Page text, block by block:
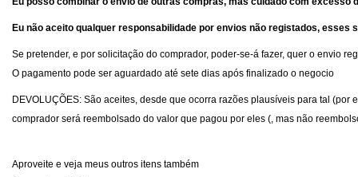
Eu não aceito qual quer responsabilidade por envios não registados, esses
Se pretender, e por solicitação do comprador, poder-se-á fazer, quer o envio
O pagamento pode ser aguardado até sete dias após finalizado o negocio
DEVOLUÇÕES: São aceites, desde que ocorra razões plausíveis para tal
comprador será reembolsado do valor que pagou por eles (, mas não
Aproveite e veja meus outros itens também